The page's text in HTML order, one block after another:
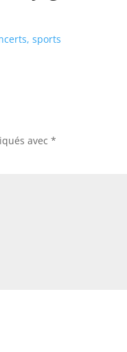
sports
avec*